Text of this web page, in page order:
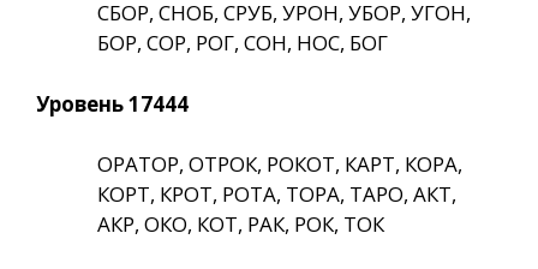
СБОР, СНОБ, СРУБ, УРОН, УБОР, УГОН,
БОР, СОР, РОГ, СОН, НОС, БОГ
Уровень 17444
ОРАТОР, ОТРОК, РОКОТ, КАРТ, КОРА,
КОРТ, КРОТ, РОТА, ТОРА, ТАРО, АКТ,
АКР, ОКО, КОТ, РАК, РОК, ТОК